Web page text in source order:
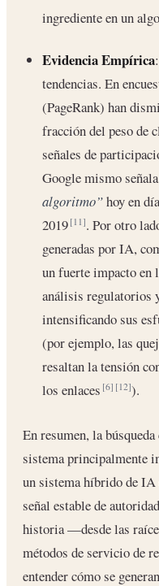
ingrediente en un
Evidencia Empírica
tendencias. En
(PageRank) han
fracción del peso de
señales de
Google mismo
algoritmo”hoy en
2019[11]. Por otro
generadas por IA,
un fuerte impacto en
análisis regulatorios
intensificando sus
(por ejemplo, las
resaltan la tensión
los enlaces[6] [12]).
En resumen, la
sistema principalmente
un sistema híbrido de IA
señal estable de
historia —desde las
métodos de servicio de
entender cómo se